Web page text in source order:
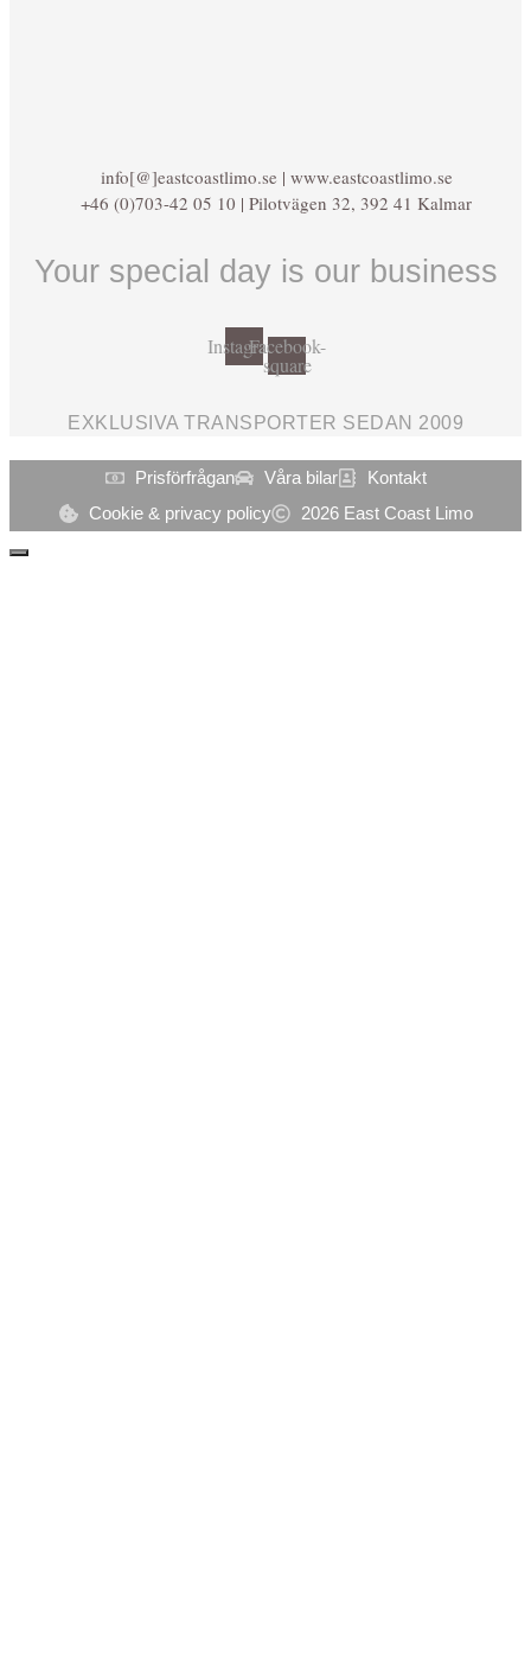
info[@]eastcoastlimo.se | www.eastcoastlimo.se
+46 (0)703-42 05 10 | Pilotvägen 32, 392 41 Kalmar
Your special day is our business
InstagramFacebook-
square
EXKLUSIVA TRANSPORTER SEDAN 2009
Prisförfrågan Våra bilar
Kontakt
Cookie & privacy policy
2026 East Coast Limo